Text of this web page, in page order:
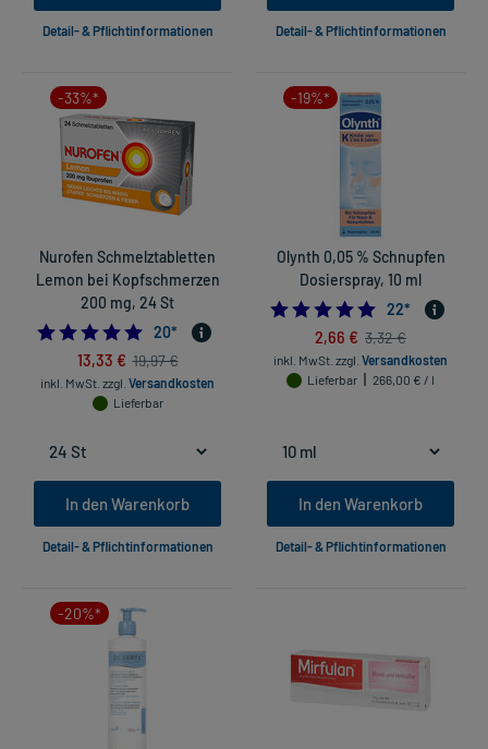
Detail- & Pflichtinformationen Detail- & Pflichtinformationen
-33%*
Nurofen Schmelztabletten
Lemon bei Kopfschmerzen
200 mg, 24 St
5.0
20*
13,33 € 19,97 €
inkl. MwSt. zzgl. Versandkosten
Lieferbar
In den Warenkorb
Detail- & Pflichtinformationen
-19%*
Olynth 0,05 % Schnupfen
Dosierspray, 10 ml
22*
2,66 € 3,32 €
inkl. MwSt. zzgl. Versandkosten
Lieferbar
266,00 € / l
In den Warenkorb
Detail- & Pflichtinformationen
-20%*